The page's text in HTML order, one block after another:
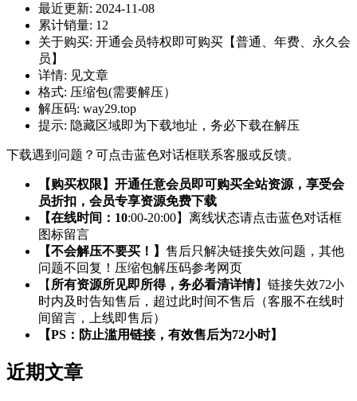
最近更新: 2024-11-08
累计销量: 12
关于购买: 开通会员特权即可购买【普通、年费、永久会
员】
详情: 见文章
格式: 压缩包(需要解压）
解压码: way29.top
提示: 隐藏区域即为下载地址，务必下载在解压
下载遇到问题？可点击蓝色对话框联系客服或反馈。
【购买权限】开通任意会员即可购买全站资源，享受会
员折扣，会员专享资源免费下载
【在线时间：10:00-20:00】离线状态请点击蓝色对话框
图标留言
【不会解压不要买！】 售后只解决链接失效问题，其他
问题不回复！压缩包解压码参考网页
【 所有资源所见即所得，务必看清详情】链接失效72小
时内及时告知售后，超过此时间不售后（客服不在线时
间留言，上线即售后）
【PS：防止滥用链接，有效售后为72小时】
近期文章